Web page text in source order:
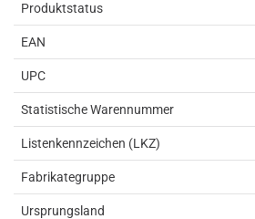
Produktstatus
EAN
UPC
Statistische Warennummer
Listenkennzeichen (LKZ)
Fabrikategruppe
Ursprungsland